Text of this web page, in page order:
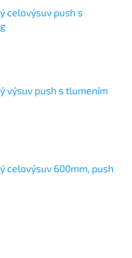
celovýsuv push s
výsuv push s tlumením
celovýsuv 600mm, push